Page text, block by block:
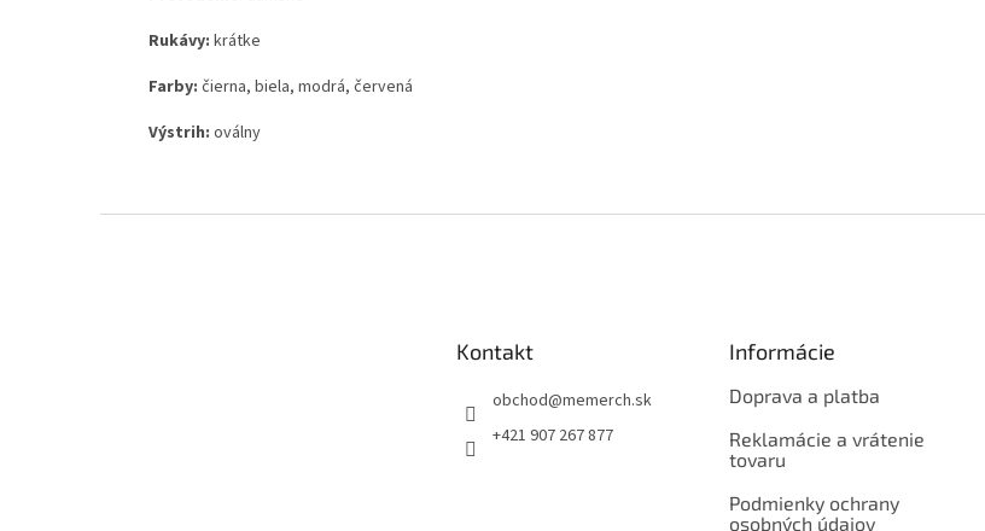
Rukávy: krátke
Farby: čierna, biela, modrá, červená
Výstrih: oválny
Kontakt
obchod@memerch.sk
+421 907 267 877
Informácie
Doprava a platba
Reklamácie a vrátenie
tovaru
Podmienky ochrany
osobných údajov